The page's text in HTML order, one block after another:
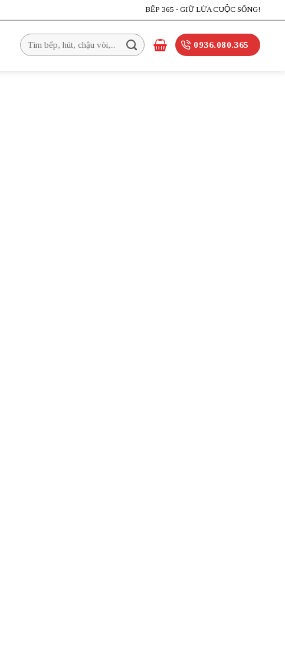
BẾP 365 - GIỮ LỬA CUỘC SỐNG!
Tìm
kiếm:
0936.080.365